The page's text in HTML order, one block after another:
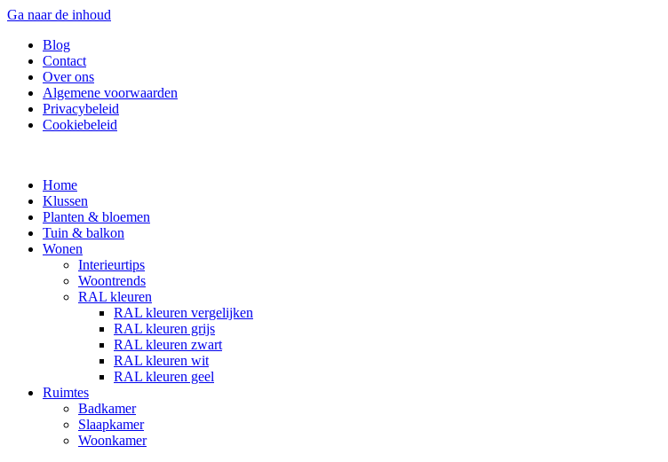
Ga naar de inhoud
Blog
Contact
Over ons
Algemene voorwaarden
Privacybeleid
Cookiebeleid
Home
Klussen
Planten & bloemen
Tuin & balkon
Wonen
Interieurtips
Woontrends
RAL kleuren
RAL kleuren vergelijken
RAL kleuren grijs
RAL kleuren zwart
RAL kleuren wit
RAL kleuren geel
Ruimtes
Badkamer
Slaapkamer
Woonkamer